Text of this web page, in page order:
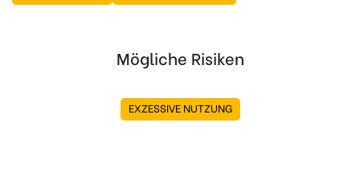
Mögliche Risiken
EXZESSIVE NUTZUNG